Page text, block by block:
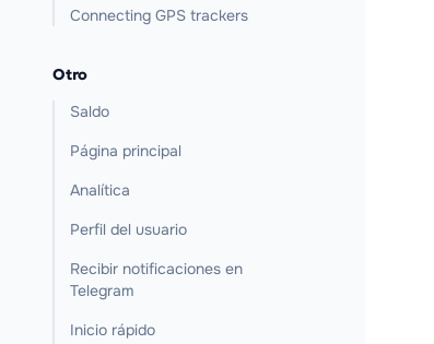
Connecting GPS trackers
Otro
Saldo
Página principal
Analítica
Perfil del usuario
Recibir notificaciones en
Telegram
Inicio rápido